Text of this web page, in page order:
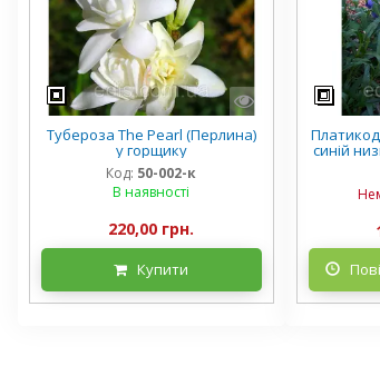
Тубероза The Pearl (Перлина)
у горщику
Код: 50-002-к
В наявності
220,00 грн.
Купити
синій